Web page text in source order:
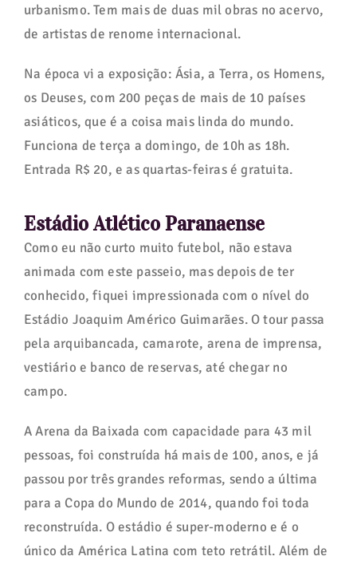
urbanismo. Tem mais de duas mil obras no acervo,
de artistas de renome internacional.
Na época vi a exposição: Ásia, a Terra, os Homens,
os Deuses, com 200 peças de mais de 10 países
asiáticos, que é a coisa mais linda do mundo.
Funciona de terça a domingo, de 10h as 18h.
Entrada R$ 20, e as quartas-feiras é gratuita.
Estádio Atlético Paranaense
Como eu não curto muito futebol, não estava
animada com este passeio, mas depois de ter
conhecido, fiquei impressionada com o nível do
Estádio Joaquim Américo Guimarães. O tour passa
pela arquibancada, camarote, arena de imprensa,
vestiário e banco de reservas, até chegar no
campo.
A Arena da Baixada com capacidade para 43 mil
pessoas, foi construída há mais de 100, anos, e já
passou por três grandes reformas, sendo a última
para a Copa do Mundo de 2014, quando foi toda
reconstruída. O estádio é super-moderno e é o
único da América Latina com teto retrátil. Além de